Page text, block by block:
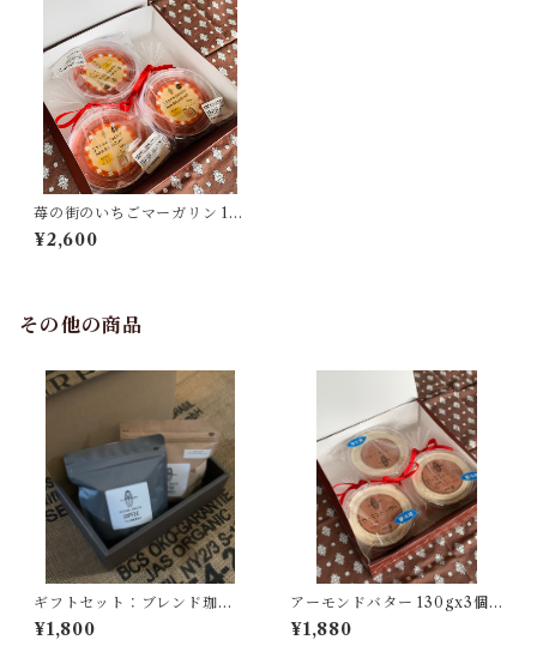
苺の街のいちごマーガリン 18
0gX3個入り【冷凍にてお届け
します】到着後は冷蔵庫(10度
¥2,600
その他の商品
ギフトセット：ブレンド珈琲
１００ｇ・おすすめ珈琲豆１
００ｇ
¥1,800
アーモンドバター 130gx3個
入り【クール冷凍にてお届け
します】到着後は冷蔵庫(10度
¥1,880